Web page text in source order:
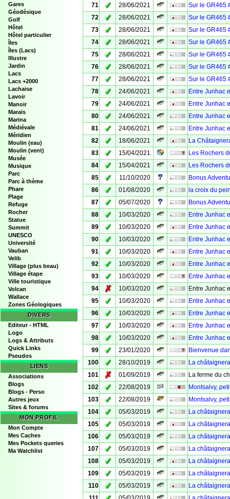
Gares
Géodésique
Golf
Hôtel
Hôtel particulier
Îles
Îles (Lacs)
Illustre
Jardin
Lacs
Lacs +2000
Lachaise
Lavoir
Manoir
Marais
Marina
Médiévale
Méridien
Moulin (eau)
Moulin (vent)
Musée
Musique
Parc
Parc à thème
Phare
Plage
Refuge
Rocher
Statue
Summit
UNESCO
Université
Vauban
Velib
Village (plus beau)
Village étape
Ville touristique
Volcan
Wallace
Zones Géologiques
DIVERS
Editeur - HTML
Logo
Logs & Attributs
Quick Links
Pseudos
LIENS
Associations
Blogs
Blogs - Perso
Autres jeux
Sites & forums
MON PROFIL
Mon Compte
Mes Caches
Mes Pockets queries
Ma Watchlist
71
✓ 28/06/2021
Sur le GR465
72
✓ 28/06/2021
Sur le GR465
73
✓ 28/06/2021
Sur le GR465
74
✓ 28/06/2021
Sur le GR465
75
✓ 28/06/2021
Sur le GR465
76
✓ 28/06/2021
Sur le GR465
77
✓ 28/06/2021
Sur le GR465
78
✓ 24/06/2021
Entre Junhac
79
✓ 24/06/2021
Entre Junhac
80
✓ 24/06/2021
Entre Junhac
81
✓ 24/06/2021
Entre Junhac
82
✓ 18/06/2021
La
83
✓ 15/04/2021
Les Rochers
84
✓ 15/04/2021
Les Rochers
85
✓ 11/10/2020
Bonus
86
✓ 01/08/2020
la croix du
87
✓ 05/07/2020
Bonus
88
✓ 10/03/2020
Entre Junhac
89
✓ 10/03/2020
Entre Junhac
90
✓ 10/03/2020
Entre Junhac
91
✓ 10/03/2020
Entre Junhac
92
✓ 10/03/2020
Entre Junhac
93
✓ 10/03/2020
Entre Junhac
94
✗ 10/03/2020
Entre Junhac
95
✓ 10/03/2020
Entre Junhac
96
✓ 10/03/2020
Entre Junhac
97
✓ 10/03/2020
Entre Junhac
98
✓ 10/03/2020
Entre Junhac
99
✓ 23/01/2020
Bienvenue
100
✓ 28/10/2019
La
101
✗ 01/09/2019
La ferme du
102
✓ 22/08/2019
Montsalvy,
103
✓ 22/08/2019
Montsalvy,
104
✓ 05/03/2019
La
105
✓ 05/03/2019
La
106
✓ 05/03/2019
La
107
✓ 05/03/2019
La
108
✓ 05/03/2019
La
109
✓ 05/03/2019
La
110
✓ 05/03/2019
La